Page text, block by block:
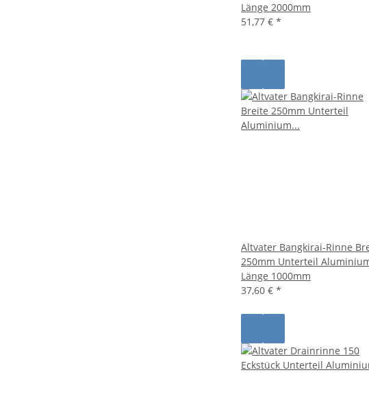
Länge 2000mm
51,77 € *
Altvater Bangkirai-Rinne
250mm Unterteil
Länge 1000mm
37,60 € *